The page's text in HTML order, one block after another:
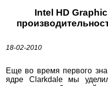
Intel HD
18-02-2010
Еще во время первого
ядре Clarkdale мы